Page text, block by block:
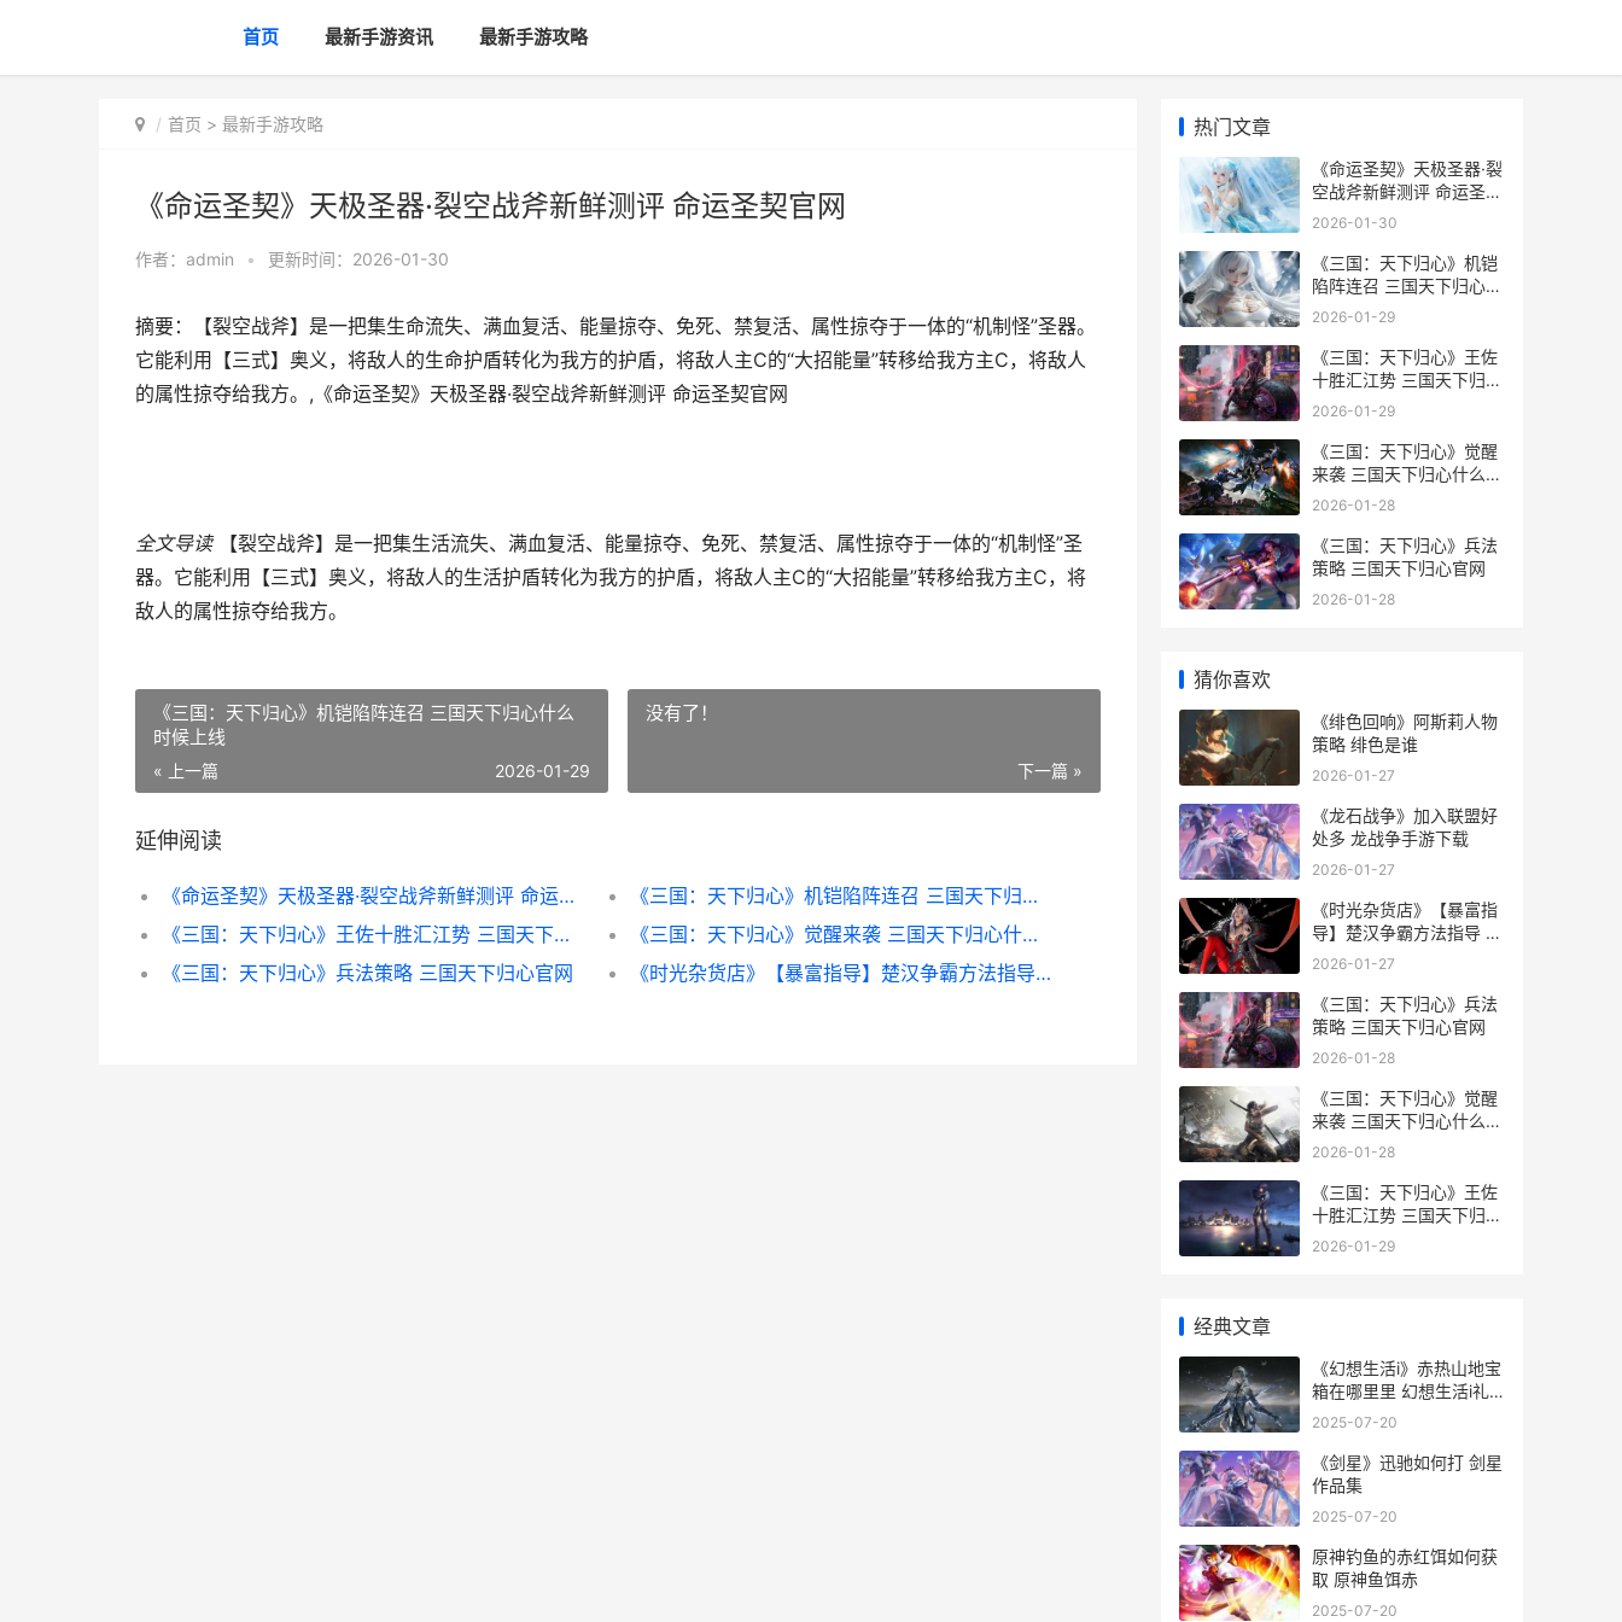
首页 最新手游资讯 最新手游攻略
首页 > 最新手游攻略
《命运圣契》天极圣器·裂空战斧新鲜测评 命运圣契官网
作者： admin • 更新时间：2026-01-30
摘要：【裂空战斧】是一把集生命流失、满血复活、能量掠夺、免死、禁复活、属性掠夺于一体的“机制怪”圣器。
它能利用【三式】奥义，将敌人的生命护盾转化为我方的护盾，将敌人主C的“大招能量”转移给我方主C，将敌人
的属性掠夺给我方。,《命运圣契》天极圣器·裂空战斧新鲜测评 命运圣契官网
全文导读【裂空战斧】是一把集生活流失、满血复活、能量掠夺、免死、禁复活、属性掠夺于一体的“机制怪”圣
器。它能利用【三式】奥义，将敌人的生活护盾转化为我方的护盾，将敌人主C的“大招能量”转移给我方主C，将
敌人的属性掠夺给我方。
《三国：天下归心》机铠陷阵连召 三国天下归心什么
时候上线
« 上一篇 2026-01-29
没有了！
下一篇 »
延伸阅读
《命运圣契》天极圣器·裂空战斧新鲜测评 命运圣契官网
《三国：天下归心》机铠陷阵连召 三国天下归心什么时候上线
《三国：天下归心》王佐十胜汇江势 三国天下归心公测时间
《三国：天下归心》觉醒来袭 三国天下归心什么时候公测
《三国：天下归心》兵法策略 三国天下归心官网
《时光杂货店》【暴富指导】楚汉争霸方法指导 时光杂货店脚本辅助器
热门文章
《命运圣契》天极圣器·裂
空战斧新鲜测评 命运圣契
官网
2026-01-30
《三国：天下归心》机铠
陷阵连召 三国天下归心什
么时候上线
2026-01-29
《三国：天下归心》王佐
十胜汇江势 三国天下归心
公测时间
2026-01-29
《三国：天下归心》觉醒
来袭 三国天下归心什么时
候公测
2026-01-28
《三国：天下归心》兵法
策略 三国天下归心官网
2026-01-28
猜你喜欢
《绯色回响》阿斯莉人物
策略 绯色是谁
2026-01-27
《龙石战争》加入联盟好
处多 龙战争手游下载
2026-01-27
《时光杂货店》【暴富指
导】楚汉争霸方法指导 时
光杂货店脚本辅助器
2026-01-27
《三国：天下归心》兵法
策略 三国天下归心官网
2026-01-28
《三国：天下归心》觉醒
来袭 三国天下归心什么时
候公测
2026-01-28
《三国：天下归心》王佐
十胜汇江势 三国天下归心
公测时间
2026-01-29
经典文章
《幻想生活i》赤热山地宝
箱在哪里里 幻想生活i礼
包暗号
2025-07-20
《剑星》迅驰如何打 剑星
作品集
2025-07-20
原神钓鱼的赤红饵如何获
取 原神鱼饵赤
2025-07-20